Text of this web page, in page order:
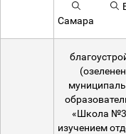
Самара
«Школа
изучением